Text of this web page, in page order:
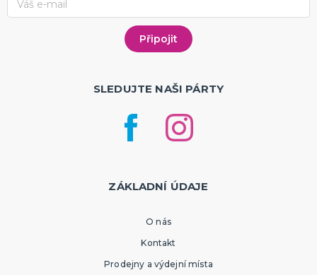
SLEDUJTE NAŠI PÁRTY
ZÁKLADNÍ ÚDAJE
O nás
Kontakt
Prodejny a výdejní místa